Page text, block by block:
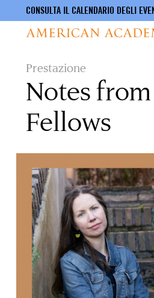
contenuto
principale
CONSULTA IL CALENDARIO DEGLI
Prestazione
Notes
Fellows